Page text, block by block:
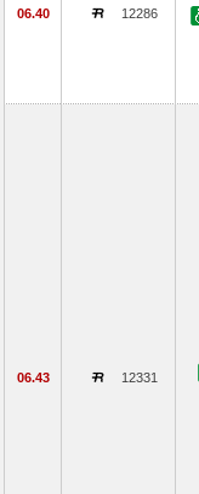
06.40 12286
06.43 12331